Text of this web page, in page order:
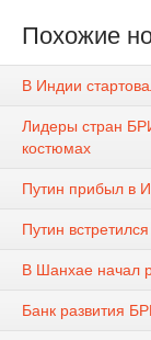
Похожие
В Индии
Лидеры стран
костюмах
Путин прибыл в
Путин
В Шанхае начал
Банк развития